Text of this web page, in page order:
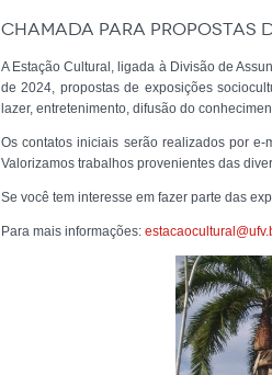
Chamada para Propostas
A Estação Cultural, ligada à Divisão de
de 2024, propostas de exposições
lazer, entretenimento, difusão do
Os contatos iniciais serão realizados por
Valorizamos trabalhos provenientes das
Se você tem interesse em fazer parte das
Para mais informações: